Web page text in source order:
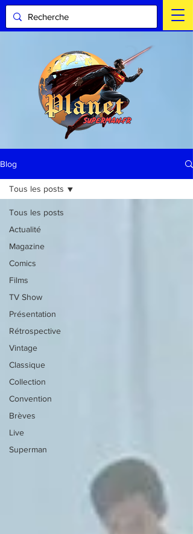
Blog
Tous les posts
Actualité
Magazine
Comics
Films
TV Show
Présentation
Rétrospective
Vintage
Classique
Collection
Convention
Brèves
Live
Superman
Tous les posts